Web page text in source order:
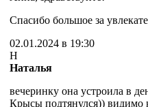
Спасибо большое за
02.01.2024 в 19:30
Н
Наталья
вечеринку она устроила в
Крысы подтянулся)) видимо